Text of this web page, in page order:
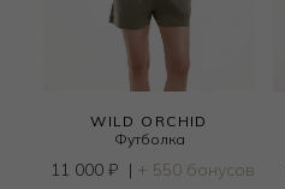
WILD ORCHID
Футболка
11 000 ₽ | + 550 бонусов